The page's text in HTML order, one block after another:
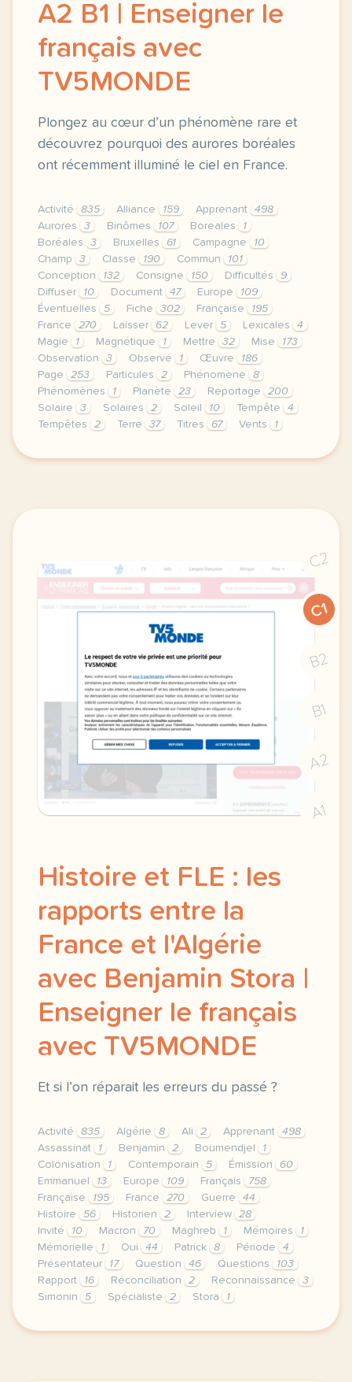
A2 B1 | Enseigner le
français avec
TV5MONDE
Plongez au cœur d’un phénomène rare et
découvrez pourquoi des aurores boréales
ont récemment illuminé le ciel en France.
Activité 835 Alliance 159 Apprenant
498
Aurores
3 Binômes 107 Boreales
1
Boréales
3 Bruxelles 61 Campagne
10
Champ
3 Classe 190 Commun
101
Conception
132 Consigne 150 Difficultés
9
Diffuser
10 Document 47 Europe
109
Éventuelles
5 Fiche 302 Française
195
France
270 Laisser 62 Lever 5 Lexicales
4
Magie
1 Magnétique 1 Mettre 32 Mise
173
Observation
3 Observé 1 Œuvre
186
Page
253 Particules 2 Phénomène
8
Phénomènes
1 Planète 23 Reportage
200
Solaire
3 Solaires 2 Soleil 10 Tempête
4
Tempêtes
2 Terre 37 Titres 67 Vents 1
continuer sans accepter le respect de votre vie
C2
C1
B2
B1
A2
A1
Histoire et FLE : les
rapports entre la
France et l'Algérie
avec Benjamin Stora |
Enseigner le français
avec TV5MONDE
Et si l’on réparait les erreurs du passé ?
Activité 835 Algérie 8 Ali 2 Apprenant
498
Assassinat
1 Benjamin 2 Boumendjel
1
Colonisation
1 Contemporain 5 Émission
60
Emmanuel
13 Europe 109 Français
758
Française
195 France 270 Guerre
44
Histoire
56 Historien 2 Interview
28
Invité
10 Macron 70 Maghreb 1 Mémoires
1
Mémorielle
1 Oui 44 Patrick 8 Période
4
Présentateur
17 Question 46 Questions
103
Rapport
16 Réconciliation 2 Reconnaissance
3
Simonin
5 Spécialiste 2 Stora 1
le respect de votre vie privee est une priorite